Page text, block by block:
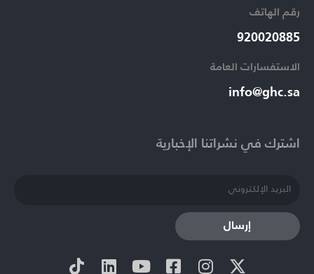
اشترك في نشراتنا الإخبارية​
إرسال
رقم الهاتف​
920020885​
الاستفسارات العامة ​
info@ghc.sa​